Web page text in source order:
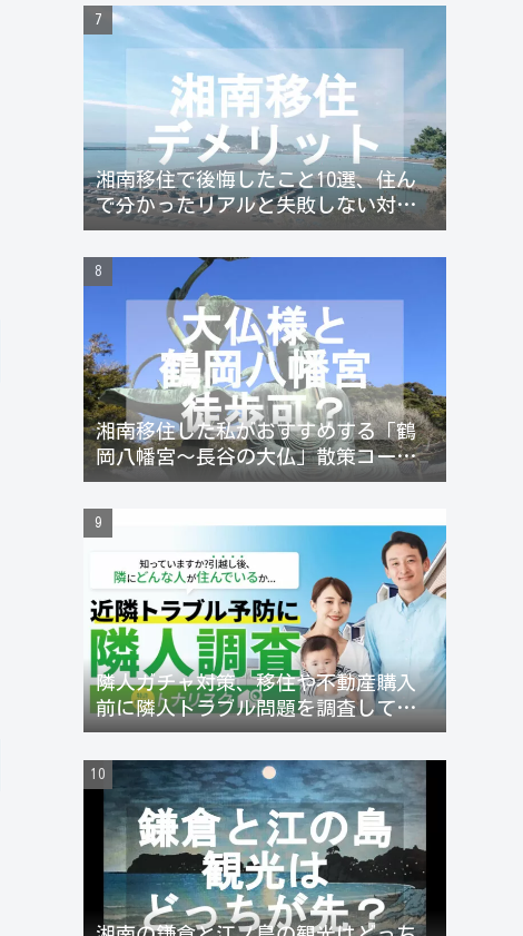
湘南移住で後悔したこと10選、住ん
で分かったリアルと失敗しない対策
まとめ
湘南移住した私がおすすめする「鶴
岡八幡宮〜長谷の大仏」散策コース
【徒歩約1時間】
隣人ガチャ対策、移住や不動産購入
前に隣人トラブル問題を調査してリ
スク回避できる